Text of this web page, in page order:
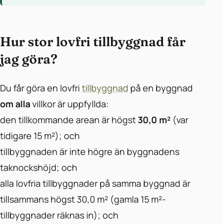
Hur stor lovfri tillbyggnad får
jag göra?
Du får göra en lovfri tillbyggnad på en byggnad
om allavillkor är uppfyllda:
den tillkommande arean är högst30,0 m² (var
tidigare 15 m²); och
tillbyggnaden är inte högre än byggnadens
taknockshöjd; och
alla lovfria tillbyggnader på samma byggnad är
tillsammans högst 30,0 m² (gamla 15 m²-
tillbyggnader räknas in); och